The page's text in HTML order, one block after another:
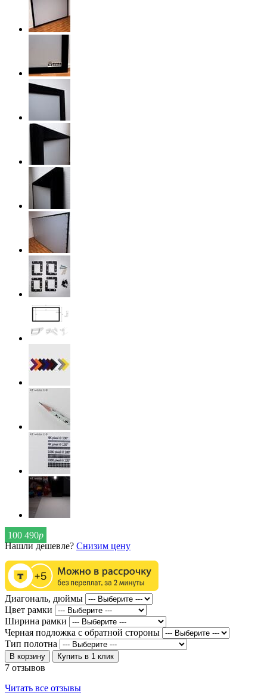
100 490р
Нашли дешевле? Снизим цену
Диагональ, дюймы
Цвет рамки
Ширина рамки
Черная подложка с обратной стороны
Тип полотна
В корзину Купить в 1 клик
7 отзывов
Читать все отзывы